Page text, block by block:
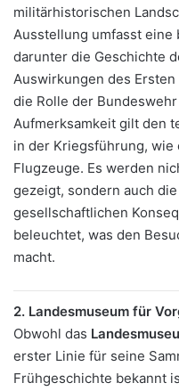
militärhistorischen
Ausstellung umfasst eine
darunter die Geschichte
Auswirkungen des
die Rolle der
Aufmerksamkeit gilt den
in der Kriegsführung, wie
Flugzeuge. Es werden
gezeigt, sondern auch
gesellschaftlichen
beleuchtet, was den
macht.
2. Landesmuseum für
Obwohl das
erster Linie für seine
Frühgeschichte bekannt